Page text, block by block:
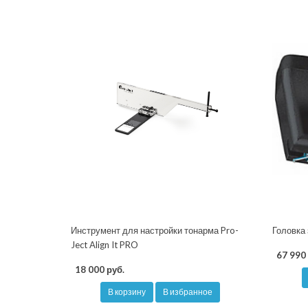
Инструмент для настройки тонарма Pro-
Ject Align It PRO
18 000 руб.
В корзину В избранное
67 990